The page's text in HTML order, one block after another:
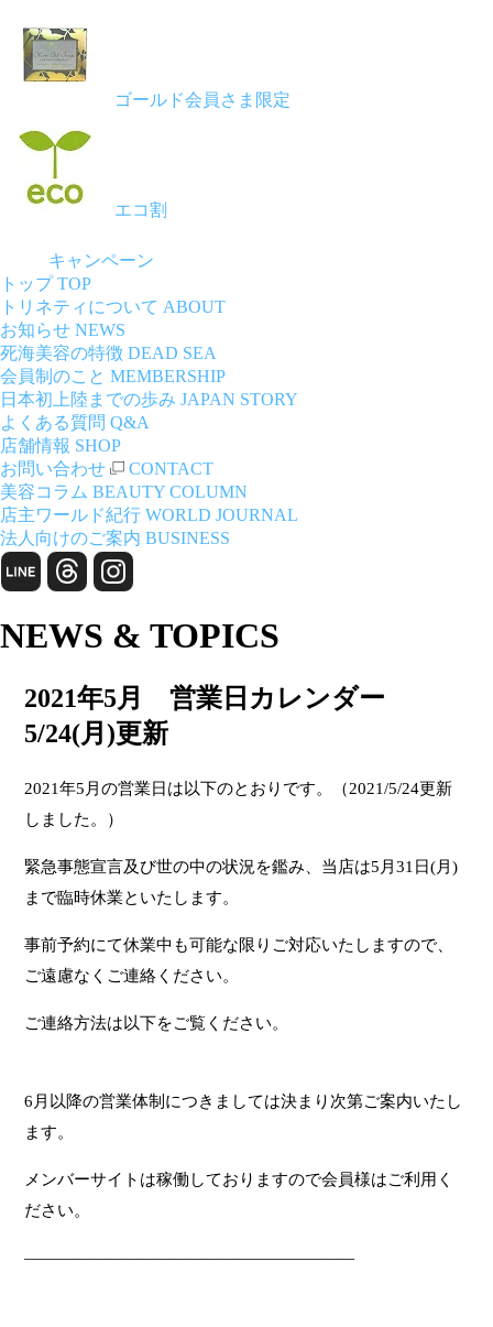
ゴールド会員さま限定
エコ割
キャンペーン
トップ TOP
トリネティについて ABOUT
お知らせ NEWS
死海美容の特徴 DEAD SEA
会員制のこと MEMBERSHIP
日本初上陸までの歩み JAPAN STORY
よくある質問 Q&A
店舗情報 SHOP
お問い合わせ
CONTACT
美容コラム BEAUTY COLUMN
店主ワールド紀行 WORLD JOURNAL
法人向けのご案内 BUSINESS
NEWS & TOPICS
2021年5月 営業日カレンダー
5/24(月)更新
2021年5月の営業日は以下のとおりです。（2021/5/24更新
しました。）
緊急事態宣言及び世の中の状況を鑑み、当店は5月31日(月)
まで臨時休業といたします。
事前予約にて休業中も可能な限りご対応いたしますので、
ご遠慮なく ご連絡ください。
ご連絡方法は以下をご覧ください。
6月以降の営業体制につきましては決まり次第ご案内いたし
ます。
メンバーサイトは稼働しておりますので会員様はご利用く
ださい。
————————————————————